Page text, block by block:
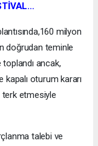
milyon
doğrudan teminle
ancak,
kapalı oturum kararı
terk etmesiyle
talebi ve